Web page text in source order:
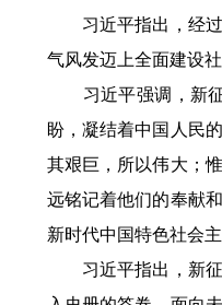
习近平指出，经过
气风发迈上全面建设
习近平强调，新征
盼，凝结着中国人民
其艰巨，所以伟大；
远铭记着他们的奉献
新时代中国特色社会
习近平指出，新征